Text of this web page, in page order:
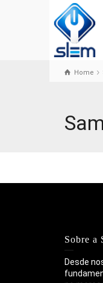
Home
Sobre a
Desde